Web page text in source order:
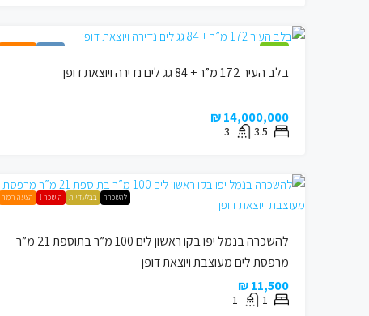
מומלץ ! למכירה הצעה חמה
בלב העיר 172 מ”ר + 84 גג לים נדירה ויוצאת דופן
14,000,000 ₪
3.5
3
להשכרה בבלעדיות הושכר ! הצעה חמה
להשכרה בנמל יפו בקו ראשון לים 100 מ”ר בתוספת 21 מ”ר
מרפסת לים מעוצבת ויוצאת דופן
11,500 ₪
1
1